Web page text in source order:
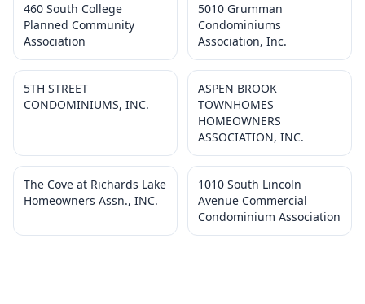
460 South College
Planned Community
Association
5010 Grumman
Condominiums
Association, Inc.
5TH STREET
CONDOMINIUMS, INC.
ASPEN BROOK
TOWNHOMES
HOMEOWNERS
ASSOCIATION, INC.
The Cove at Richards Lake
Homeowners Assn., INC.
1010 South Lincoln
Avenue Commercial
Condominium Association